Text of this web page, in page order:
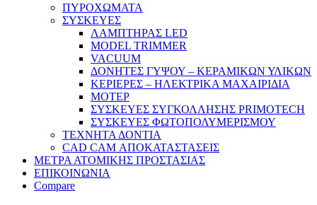
ΠΥΡΟΧΩΜΑΤΑ
ΣΥΣΚΕΥΕΣ
ΛΑΜΠΤΗΡΑΣ LED
MODEL TRIMMER
VACUUM
ΔΟΝΗΤΕΣ ΓΥΨΟΥ – ΚΕΡΑΜΙΚΩΝ ΥΛΙΚΩΝ
ΚΕΡΙΕΡΕΣ – ΗΛΕΚΤΡΙΚΑ ΜΑΧΑΙΡΙΔΙΑ
ΜΟΤΕΡ
ΣΥΣΚΕΥΕΣ ΣΥΓΚΟΛΛΗΣΗΣ PRIMOTECH
ΣΥΣΚΕΥΕΣ ΦΩΤΟΠΟΛΥΜΕΡΙΣΜΟΥ
ΤΕΧΝΗΤΑ ΔΟΝΤΙΑ
CAD CAM ΑΠΟΚΑΤΑΣΤΑΣΕΙΣ
ΜΕΤΡΑ ΑΤΟΜΙΚΗΣ ΠΡΟΣΤΑΣΙΑΣ
ΕΠΙΚΟΙΝΩΝΙΑ
Compare